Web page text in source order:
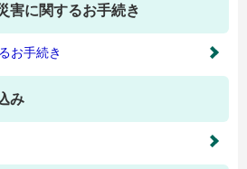
害に関するお手続き
お手続き
み